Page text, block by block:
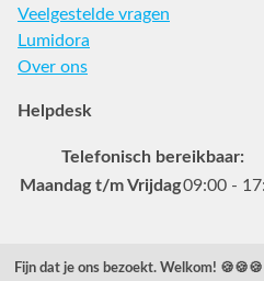
Veelgestelde vragen
Lumidora
Over ons
Helpdesk
Telefonisch bereikbaar:
Maandag t/m Vrijdag09:00 -
Veelgestelde vragen
Fijn dat je ons bezoekt. Welkom! 🍪🍪🍪